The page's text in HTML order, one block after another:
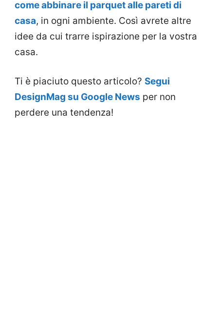
come abbinare il parquet alle pareti di
casa, in ogni ambiente. Così avrete altre
idee da cui trarre ispirazione per la vostra
casa.
Ti è piaciuto questo articolo? Segui
DesignMag su Google News per non
perdere una tendenza!